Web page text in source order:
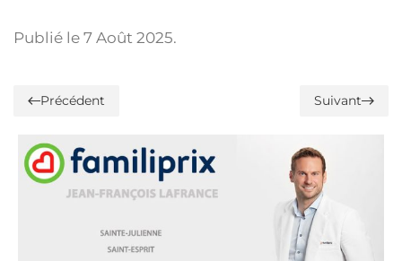
Publié le 7 Août 2025.
Précédent Suivant